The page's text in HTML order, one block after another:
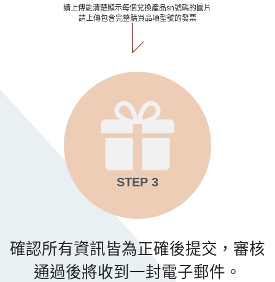
請上傳能清楚顯示每個兌換產品sn號碼的圖片
請上傳包含完整購買品項型號的發票
STEP 3
確認所有資訊皆為正確後提交，審核
通過後將收到一封電子郵件。